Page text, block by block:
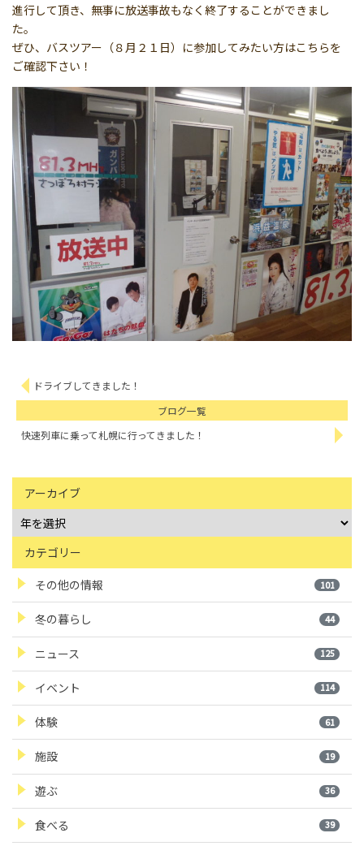
進行して頂き、無事に放送事故もなく終了することができまし
た。
ぜひ、バスツアー（８月２１日）に参加してみたい方はこちらを
ご確認下さい！
ドライブしてきました！
ブログ一覧
快速列車に乗って札幌に行ってきました！
アーカイブ
カテゴリー
その他の情報 101
冬の暮らし 44
ニュース 125
イベント 114
体験 61
施設 19
遊ぶ 36
食べる 39